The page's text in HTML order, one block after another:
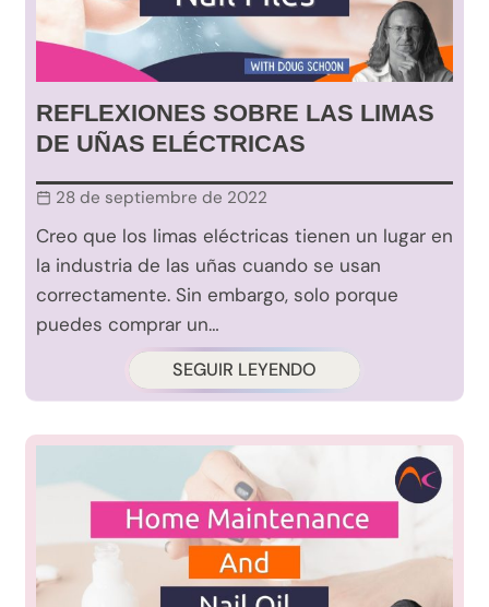
REFLEXIONES SOBRE LAS LIMAS
DE UÑAS ELÉCTRICAS
28 de septiembre de 2022
Creo que los limas eléctricas tienen un lugar en
la industria de las uñas cuando se usan
correctamente. Sin embargo, solo porque
puedes comprar un…
SEGUIR LEYENDO